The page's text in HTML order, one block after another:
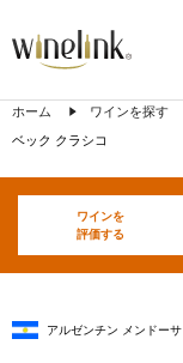
ホーム ワインを探す
ベック クラシコ
ワインを
評価する
アルゼンチン メンドーサ